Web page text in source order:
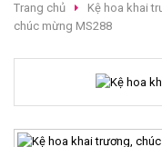
HOA
YÊU
Trang chủ Kệ hoa khai
chúc mừng MS288